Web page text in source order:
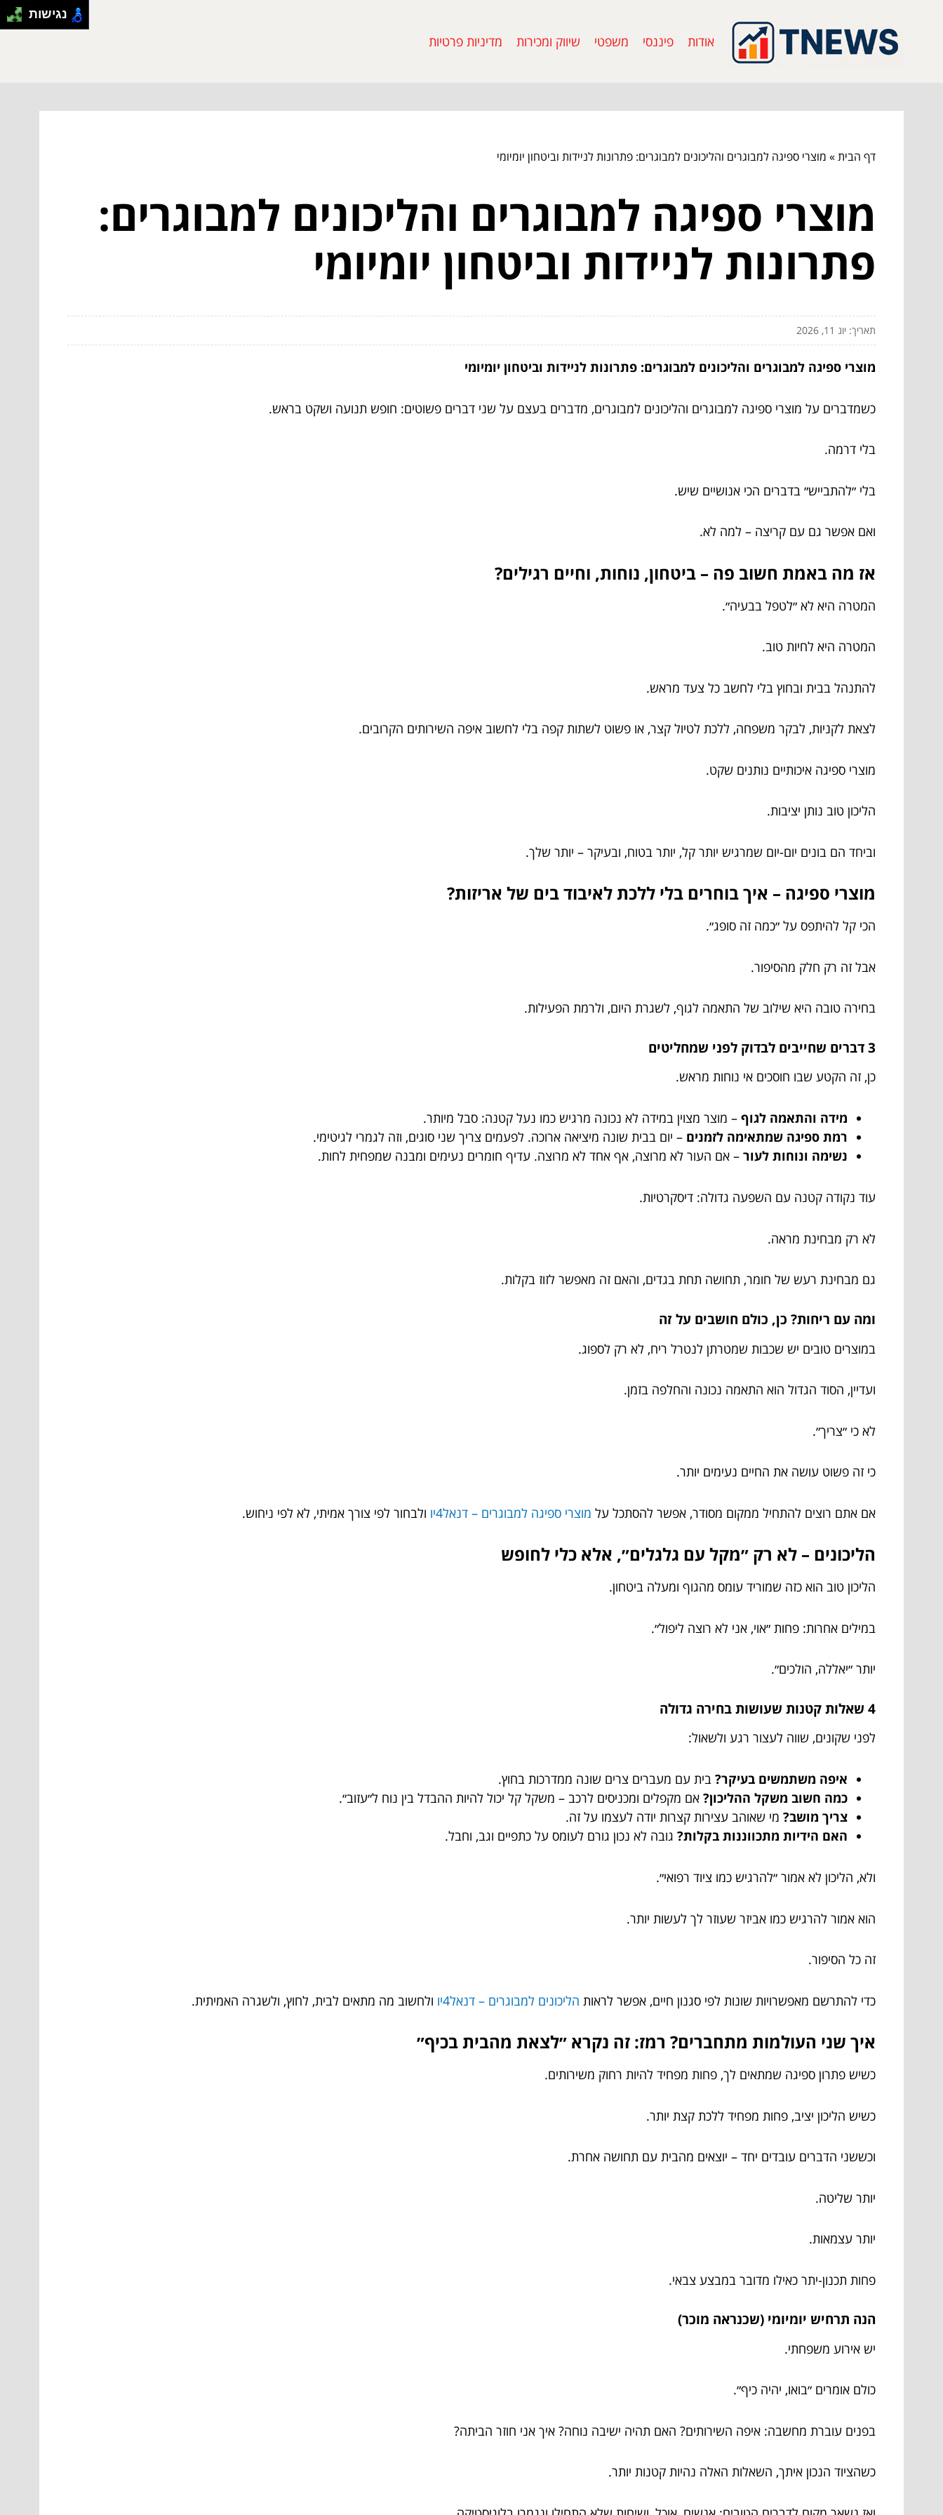
אודות פיננסי משפטי שיווק ומכירות מדיניות פרטיות
דף הבית» מוצרי ספיגה למבוגרים והליכונים למבוגרים: פתרונות לניידות וביטחון יומיומי
מוצרי ספיגה למבוגרים והליכונים למבוגרים:
פתרונות לניידות וביטחון יומיומי
תאריך: יונ 11, 2026
מוצרי ספיגה למבוגרים והליכונים למבוגרים: פתרונות לניידות וביטחון יומיומי
כשמדברים על מוצרי ספיגה למבוגרים והליכונים למבוגרים, מדברים בעצם על שני דברים פשוטים: חופש תנועה ושקט בראש.
בלי דרמה.
בלי ״להתבייש״ בדברים הכי אנושיים שיש.
ואם אפשר גם עם קריצה – למה לא.
אז מה באמת חשוב פה – ביטחון, נוחות, וחיים רגילים?
המטרה היא לא ״לטפל בבעיה״.
המטרה היא לחיות טוב.
להתנהל בבית ובחוץ בלי לחשב כל צעד מראש.
לצאת לקניות, לבקר משפחה, ללכת לטיול קצר, או פשוט לשתות קפה בלי לחשוב איפה השירותים הקרובים.
מוצרי ספיגה איכותיים נותנים שקט.
הליכון טוב נותן יציבות.
וביחד הם בונים יום-יום שמרגיש יותר קל, יותר בטוח, ובעיקר – יותר שלך.
מוצרי ספיגה – איך בוחרים בלי ללכת לאיבוד בים של אריזות?
הכי קל להיתפס על ״כמה זה סופג״.
אבל זה רק חלק מהסיפור.
בחירה טובה היא שילוב של התאמה לגוף, לשגרת היום, ולרמת הפעילות.
3 דברים שחייבים לבדוק לפני שמחליטים
כן, זה הקטע שבו חוסכים אי נוחות מראש.
מידה והתאמה לגוף – מוצר מצוין במידה לא נכונה מרגיש כמו נעל קטנה: סבל מיותר.
רמת ספיגה שמתאימה לזמנים – יום בבית שונה מיציאה ארוכה. לפעמים צריך שני סוגים, וזה לגמרי לגיטימי.
נשימה ונוחות לעור – אם העור לא מרוצה, אף אחד לא מרוצה. עדיף חומרים נעימים ומבנה שמפחית לחות.
עוד נקודה קטנה עם השפעה גדולה: דיסקרטיות.
לא רק מבחינת מראה.
גם מבחינת רעש של חומר, תחושה תחת בגדים, והאם זה מאפשר לזוז בקלות.
ומה עם ריחות? כן, כולם חושבים על זה
במוצרים טובים יש שכבות שמטרתן לנטרל ריח, לא רק לספוג.
ועדיין, הסוד הגדול הוא התאמה נכונה והחלפה בזמן.
לא כי ״צריך״.
כי זה פשוט עושה את החיים נעימים יותר.
אם אתם רוצים להתחיל ממקום מסודר, אפשר להסתכל על מוצרי ספיגה למבוגרים – דנאל4יו ולבחור לפי צורך אמיתי, לא לפי ניחוש.
הליכונים – לא רק ״מקל עם גלגלים״, אלא כלי לחופש
הליכון טוב הוא כזה שמוריד עומס מהגוף ומעלה ביטחון.
במילים אחרות: פחות ״אוי, אני לא רוצה ליפול״.
יותר ״יאללה, הולכים״.
4 שאלות קטנות שעושות בחירה גדולה
לפני שקונים, שווה לעצור רגע ולשאול:
איפה משתמשים בעיקר? בית עם מעברים צרים שונה ממדרכות בחוץ.
כמה חשוב משקל ההליכון? אם מקפלים ומכניסים לרכב – משקל קל יכול להיות ההבדל בין נוח ל״עזוב״.
צריך מושב? מי שאוהב עצירות קצרות יודה לעצמו על זה.
האם הידיות מתכווננות בקלות? גובה לא נכון גורם לעומס על כתפיים וגב, וחבל.
ולא, הליכון לא אמור ״להרגיש כמו ציוד רפואי״.
הוא אמור להרגיש כמו אביזר שעוזר לך לעשות יותר.
זה כל הסיפור.
כדי להתרשם מאפשרויות שונות לפי סגנון חיים, אפשר לראות הליכונים למבוגרים – דנאל4יו ולחשוב מה מתאים לבית, לחוץ, ולשגרה האמיתית.
איך שני העולמות מתחברים? רמז: זה נקרא ״לצאת מהבית בכיף״
כשיש פתרון ספיגה שמתאים לך, פחות מפחיד להיות רחוק משירותים.
כשיש הליכון יציב, פחות מפחיד ללכת קצת יותר.
וכששני הדברים עובדים יחד – יוצאים מהבית עם תחושה אחרת.
יותר שליטה.
יותר עצמאות.
פחות תכנון-יתר כאילו מדובר במבצע צבאי.
הנה תרחיש יומיומי (שכנראה מוכר)
יש אירוע משפחתי.
כולם אומרים ״בואו, יהיה כיף״.
בפנים עוברת מחשבה: איפה השירותים? האם תהיה ישיבה נוחה? איך אני חוזר הביתה?
כשהציוד הנכון איתך, השאלות האלה נהיות קטנות יותר.
נגישות